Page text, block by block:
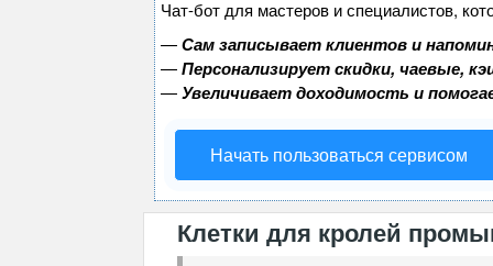
Чат-бот для мастеров и специалистов,
—Сам записывает клиентов и
—Персонализирует скидки, чаевые,
—Увеличивает доходимость и
Начать пользоваться сервисом
Клетки для кролей